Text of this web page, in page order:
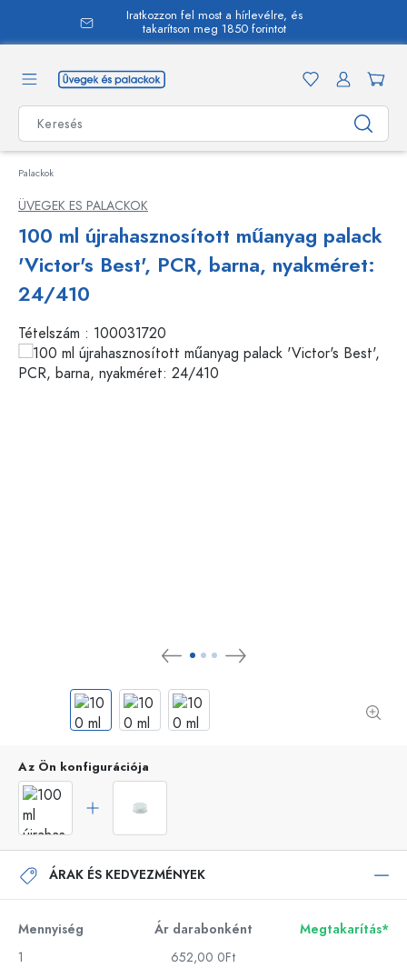
Iratkozzon fel most a hírlevélre, és
takarítson meg 1850 forintot
Palackok
ÜVEGEK ES PALACKOK
100 ml újrahasznosított műanyag palack
'Victor's Best', PCR, barna, nyakméret:
24/410
Tételszám : 100031720
Az Ön konfigurációja
ÁRAK ÉS KEDVEZMÉNYEK
Mennyiség Ár darabonként
Megtakarítás*
1
652,00 0Ft